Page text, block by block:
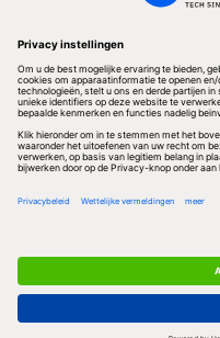
Volg ons
Redactionele partner
Algemene Voorwaarden & Copyrights